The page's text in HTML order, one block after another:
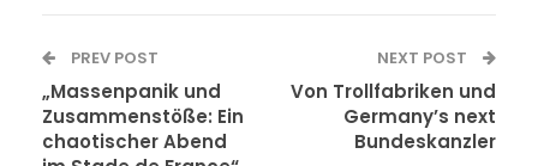
PREV POST
„Massenpanik und
Zusammenstöße: Ein
chaotischer Abend
NEXT POST
Von Trollfabriken und
Germany’s next
Bundeskanzler